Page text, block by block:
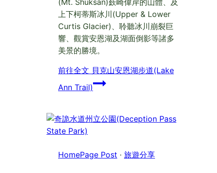
上下柯蒂斯冰川(Upper & Lower
Curtis Glacier)、聆聽冰川崩裂巨
響、觀賞安恩湖及湖面倒影等諸多
美景的勝境。
前往全文 貝克山安恩湖步道(Lake
Ann Trail)
HomePage Post · 旅遊分享